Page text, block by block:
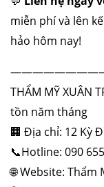
miễn phí và lên
hảo hôm nay!
THẨM MỸ XUÂN
tồn năm tháng
🏢 Địa chỉ: 12 Kỳ
📞Hotline: 090
🌐 Website: